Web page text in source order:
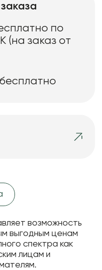
по
(на заказ от
возможность
выгодным ценам
спектра как
лицам и